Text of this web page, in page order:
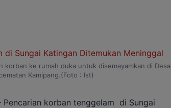
korban ke rumah duka untuk disemayamkan di Desa
Kamipang.(Foto : Ist)
Pencarian korban tenggelam di Sungai